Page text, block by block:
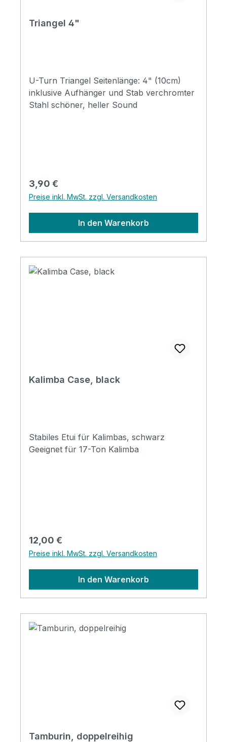
Triangel 4"
U-Turn Triangel Seitenlänge: 4" (10cm)
inklusive Aufhänger und Stab verchromter
Stahl schöner, heller Sound
Regulärer Preis:
3,90 €
Preise inkl. MwSt. zzgl. Versandkosten
In den Warenkorb
Kalimba Case, black
Stabiles Etui für Kalimbas, schwarz
Geeignet für 17-Ton Kalimba
Regulärer Preis:
12,00 €
Preise inkl. MwSt. zzgl. Versandkosten
In den Warenkorb
Tamburin, doppelreihig